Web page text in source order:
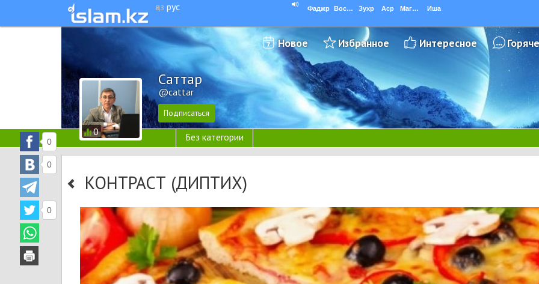
қаз рус Фаджр Восход Зухр Аср Магриб Иша
Новое Избранное Интересное
0
Cаттар
@cattar
Без категории
КОНТРАСТ (ДИПТИХ)
0
0
0